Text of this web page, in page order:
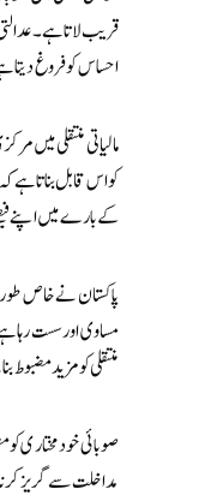
قریب لاتا ہے۔
احساس کو فروغ دیتا
مالیاتی منتقلی میں
کو اس قابل بناتا ہے
کے بارے میں اپنے
مساوی اور سست رہا
منتقلی کو مزید
صوبائی خود مختاری
مداخلت سے گریز